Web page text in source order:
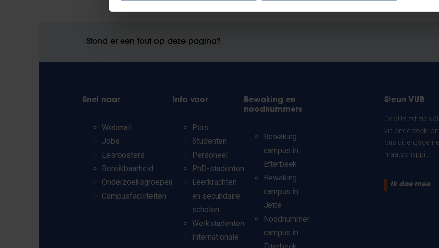
Stond er een fout op deze pagina?
Snel naar
Webmail
Jobs
Lesroosters
Bereikbaarheid
Onderzoeksgroepen
Campusfaciliteiten
Info voor
Pers
Studenten
Personeel
PhD-studenten
Leerkrachten
en secundaire
scholen
Werkstudenten
Internationale
Bewaking en
noodnummers
Bewaking
campus in
Etterbeek
Bewaking
campus in
Jette
Noodnummer
campus in
Steun VUB
De VUB zet zich
via onderzoek,
ons dit
maatschappij.
Ik doe mee